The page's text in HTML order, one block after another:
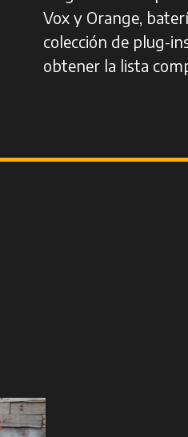
Vox y Orange,
colección de plug-
obtener la lista